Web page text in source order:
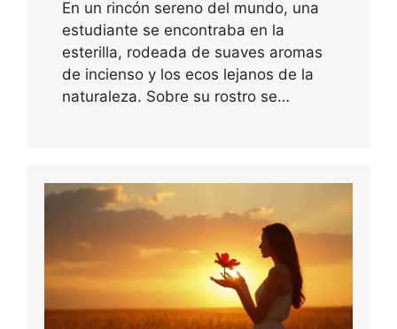
En un rincón sereno del mundo, una
estudiante se encontraba en la
esterilla, rodeada de suaves aromas
de incienso y los ecos lejanos de la
naturaleza. Sobre su rostro se…